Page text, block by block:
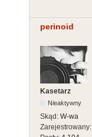
perinoid
Kasetarz
Nieaktywny
Skąd: W-wa
Zarejestrowany: